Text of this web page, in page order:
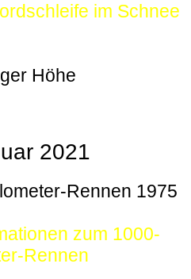
im Schnee
Höhe
2021
Rennen 1975
zum 1000-
Rennen